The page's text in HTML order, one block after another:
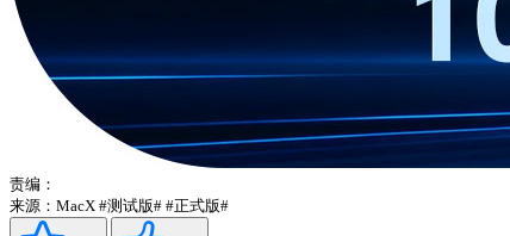
责编：
来源：MacX #测试版# #正式版#